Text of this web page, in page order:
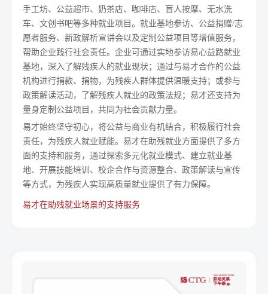
手工坊、公益超市、奶茶店、咖啡店、盲人按摩、无水洗
车、文创书吧等多种就业项目。就业基地参访、公益捐赠/志
愿者服务、新政解析宣讲会以及定制公益项目等增值服务，
帮助企业践行社会责任。企业可通过实地参访易心益路就业
基地，深入了解残疾人的就业现状；通过与易才合作的公益
机构进行捐款、捐物，为残疾人群体提供温暖支持；或参与
政策解读活动，了解残疾人就业的政策法规；易才还支持为
量身定制公益项目，共同为社会贡献力量。
易才始终坚守初心，将公益与商业有机结合，积极履行社会
责任，为残疾人就业赋能。易才在助残就业方面提供了多方
面的支持和服务，通过探索多元化就业模式、建立就业基
地、开展技能培训、校企合作与资源整合、政策解读与宣传
等方式，为残疾人实现高质量就业提供了有力保障。
易才在助残就业场景的支持服务